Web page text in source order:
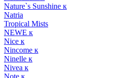
Nature`s Sunshine к
Natria
Tropical Mists
NEWE к
Nice к
Nincome к
Ninelle к
Nivea к